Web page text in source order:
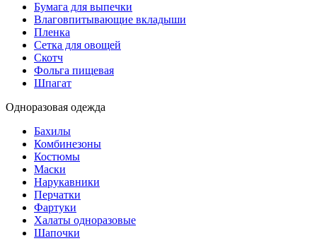
Бумага для выпечки
Влаговпитывающие вкладыши
Пленка
Сетка для овощей
Скотч
Фольга пищевая
Шпагат
Одноразовая одежда
Бахилы
Комбинезоны
Костюмы
Маски
Нарукавники
Перчатки
Фартуки
Халаты одноразовые
Шапочки